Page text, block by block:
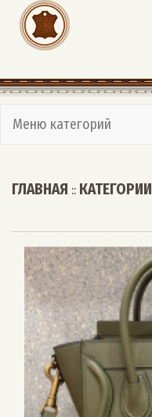
Меню категорий
ГЛАВНАЯ :: КАТЕГОРИИ